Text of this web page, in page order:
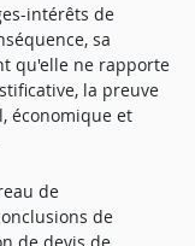
intérêts de
sa
qu'elle ne rapporte
la preuve
économique et
de
de